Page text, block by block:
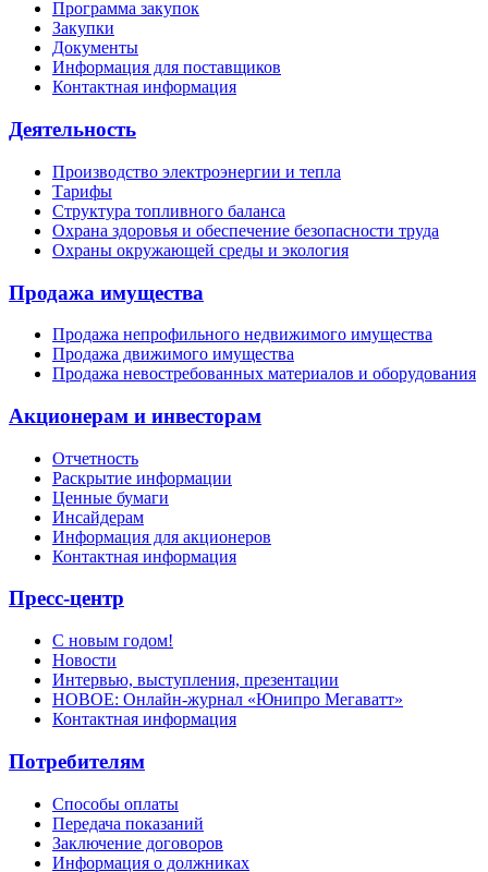
Программа закупок
Закупки
Документы
Информация для поставщиков
Контактная информация
Деятельность
Производство электроэнергии и тепла
Тарифы
Структура топливного баланса
Охрана здоровья и обеспечение безопасности труда
Охраны окружающей среды и экология
Продажа имущества
Продажа непрофильного недвижимого имущества
Продажа движимого имущества
Продажа невостребованных материалов и оборудования
Акционерам и инвесторам
Отчетность
Раскрытие информации
Ценные бумаги
Инсайдерам
Информация для акционеров
Контактная информация
Пресс-центр
С новым годом!
Новости
Интервью, выступления, презентации
НОВОЕ: Онлайн-журнал «Юнипро Мегаватт»
Контактная информация
Потребителям
Способы оплаты
Передача показаний
Заключение договоров
Информация о должниках